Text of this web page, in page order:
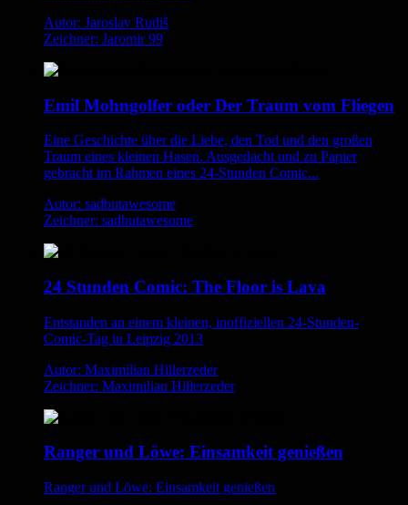
Autor: Jaroslav Rudiš
Zeichner: Jaromir 99
Emil Mohngolfer oder Der Traum vom Fliegen
Eine Geschichte über die Liebe, den Tod und den großen
Traum eines kleinen Hasen. Ausgedacht und zu Papier
gebracht im Rahmen eines 24-Stunden Comic...
Autor: sadbutawesome
Zeichner: sadbutawesome
24 Stunden Comic: The Floor is Lava
Entstanden an einem kleinen, inoffiziellen 24-Stunden-
Comic-Tag in Leipzig 2013
Autor: Maximilian Hillerzeder
Zeichner: Maximilian Hillerzeder
Ranger und Löwe: Einsamkeit genießen
Ranger und Löwe: Einsamkeit genießen